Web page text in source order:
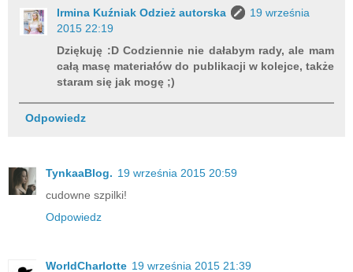
Irmina Kuźniak Odzież autorska
19 września
2015 22:19
Dziękuję :D Codziennie nie dałabym rady, ale mam
całą masę materiałów do publikacji w kolejce, także
staram się jak mogę ;)
Odpowiedz
TynkaaBlog. 19 września 2015 20:59
cudowne szpilki!
Odpowiedz
WorldCharlotte 19 września 2015 21:39